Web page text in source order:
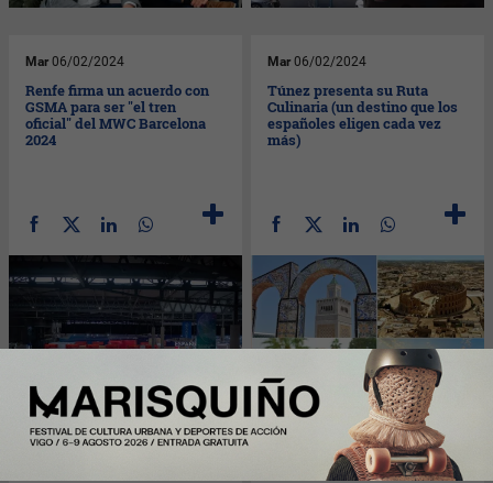
Mar 06/02/2024
Renfe firma un acuerdo con
GSMA para ser "el tren
oficial" del MWC Barcelona
2024
Mar 06/02/2024
Túnez presenta su Ruta
Culinaria (un destino que los
españoles eligen cada vez
más)
05/02/2024